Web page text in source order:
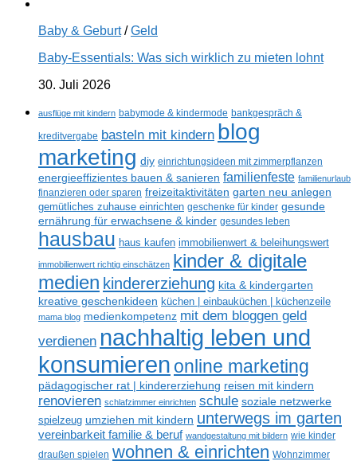
Baby & Geburt/Geld
Baby-Essentials: Was sich wirklich zu mieten lohnt
30. Juli 2026
ausflüge mit kindern babymode & kindermode bankgespräch &
kreditvergabe basteln mit kindern blog
marketing diy einrichtungsideen mit zimmerpflanzen
energieeffizientes bauen & sanieren familienfeste familienurlaub
finanzieren oder sparen freizeitaktivitäten garten neu anlegen
gemütliches zuhause einrichten geschenke für kinder gesunde
ernährung für erwachsene & kinder gesundes leben
hausbau haus kaufen immobilienwert & beleihungswert
immobilienwert richtig einschätzen kinder & digitale
medien kindererziehung kita & kindergarten
kreative geschenkideen küchen | einbauküchen | küchenzeile
mama blog medienkompetenz mit dem bloggen geld
verdienen nachhaltig leben und
konsumieren online marketing
pädagogischer rat | kindererziehung reisen mit kindern
renovieren schlafzimmer einrichten schule soziale netzwerke
spielzeug umziehen mit kindern unterwegs im garten
vereinbarkeit familie & beruf wandgestaltung mit bildern wie kinder
draußen spielen wohnen & einrichten Wohnzimmer